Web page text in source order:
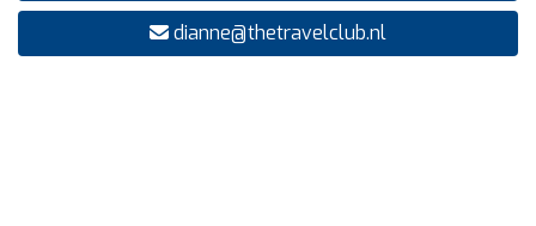
dianne@thetravelclub.nl